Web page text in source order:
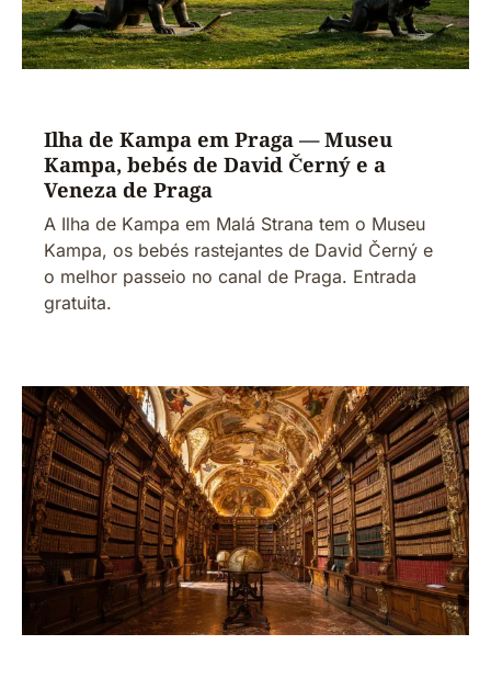
Ilha de Kampa em Praga — Museu
Kampa, bebés de David Černý e a
Veneza de Praga
A Ilha de Kampa em Malá Strana tem o Museu
Kampa, os bebés rastejantes de David Černý e
o melhor passeio no canal de Praga. Entrada
gratuita.